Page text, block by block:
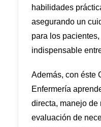
habilidades
asegurando un
para los
indispensable
Además, con éste
Enfermería
directa, manejo de
evaluación de